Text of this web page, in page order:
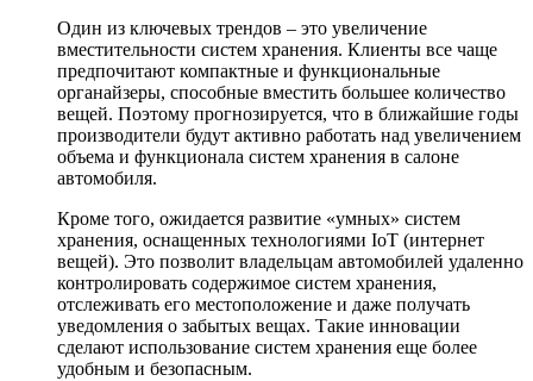
Один из ключевых трендов – это увеличение
вместительности систем хранения. Клиенты все чаще
предпочитают компактные и функциональные
органайзеры, способные вместить большее количество
вещей. Поэтому прогнозируется, что в ближайшие годы
производители будут активно работать над увеличением
объема и функционала систем хранения в салоне
автомобиля.
Кроме того, ожидается развитие «умных» систем
хранения, оснащенных технологиями IoT (интернет
вещей). Это позволит владельцам автомобилей удаленно
контролировать содержимое систем хранения,
отслеживать его местоположение и даже получать
уведомления о забытых вещах. Такие инновации
сделают использование систем хранения еще более
удобным и безопасным.